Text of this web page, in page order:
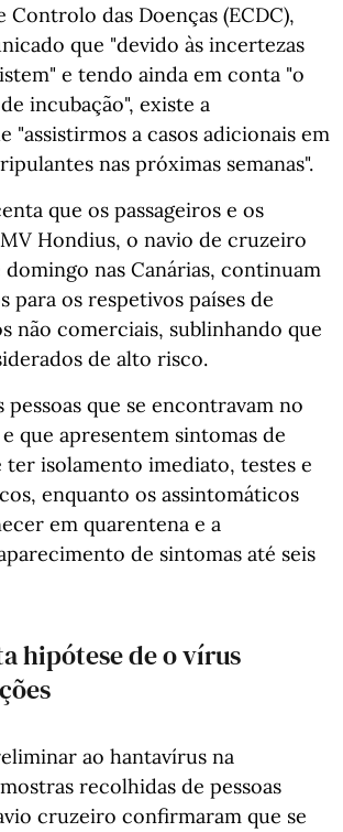
Controlo das Doenças (ECDC),
que "devido às incertezas
e tendo ainda em conta "o
incubação", existe a
"assistirmos a casos adicionais em
nas próximas semanas".
que os passageiros e os
Hondius, o navio de cruzeiro
domingo nas Canárias, continuam
para os respetivos países de
não comerciais, sublinhando que
de alto risco.
pessoas que se encontravam no
que apresentem sintomas de
ter isolamento imediato, testes e
enquanto os assintomáticos
em quarentena e a
de sintomas até seis
hipótese de o vírus
ao hantavírus na
recolhidas de pessoas
cruzeiro confirmaram que se